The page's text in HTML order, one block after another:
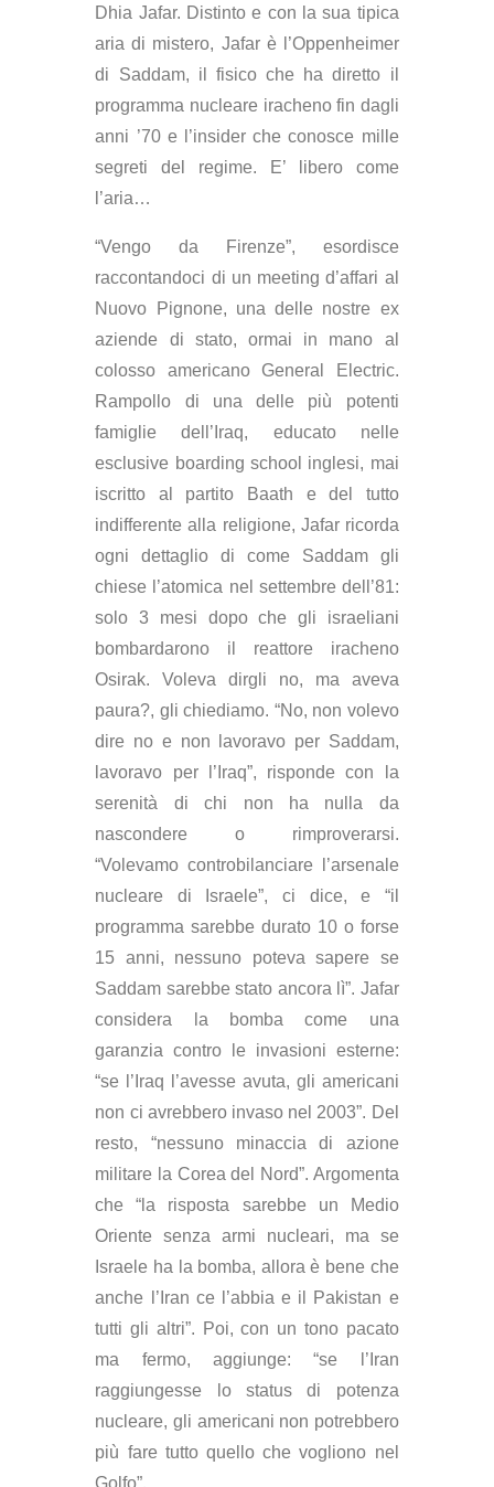
Dhia Jafar. Distinto e con la sua tipica
aria di mistero, Jafar è l’Oppenheimer
di Saddam, il fisico che ha diretto il
programma nucleare iracheno fin dagli
anni ’70 e l’insider che conosce mille
segreti del regime. E’ libero come
l’aria…
“Vengo da Firenze”, esordisce
raccontandoci di un meeting d’affari al
Nuovo Pignone, una delle nostre ex
aziende di stato, ormai in mano al
colosso americano General Electric.
Rampollo di una delle più potenti
famiglie dell’Iraq, educato nelle
esclusive boarding school inglesi, mai
iscritto al partito Baath e del tutto
indifferente alla religione, Jafar ricorda
ogni dettaglio di come Saddam gli
chiese l’atomica nel settembre dell’81:
solo 3 mesi dopo che gli israeliani
bombardarono il reattore iracheno
Osirak. Voleva dirgli no, ma aveva
paura?, gli chiediamo. “No, non volevo
dire no e non lavoravo per Saddam,
lavoravo per l’Iraq”, risponde con la
serenità di chi non ha nulla da
nascondere o rimproverarsi.
“Volevamo controbilanciare l’arsenale
nucleare di Israele”, ci dice, e “il
programma sarebbe durato 10 o forse
15 anni, nessuno poteva sapere se
Saddam sarebbe stato ancora lì”. Jafar
considera la bomba come una
garanzia contro le invasioni esterne:
“se l’Iraq l’avesse avuta, gli americani
non ci avrebbero invaso nel 2003”. Del
resto, “nessuno minaccia di azione
militare la Corea del Nord”. Argomenta
che “la risposta sarebbe un Medio
Oriente senza armi nucleari, ma se
Israele ha la bomba, allora è bene che
anche l’Iran ce l’abbia e il Pakistan e
tutti gli altri”. Poi, con un tono pacato
ma fermo, aggiunge: “se l’Iran
raggiungesse lo status di potenza
nucleare, gli americani non potrebbero
più fare tutto quello che vogliono nel
Golfo”.